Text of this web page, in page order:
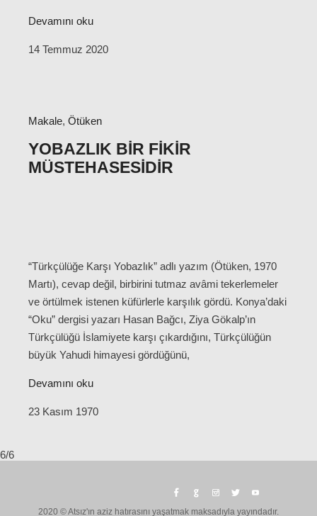
Devamını oku
14 Temmuz 2020
Makale, Ötüken
YOBAZLIK BIR FIKIR
MÜSTEHASESIDIR
“Türkçülüğe Karşı Yobazlık” adlı yazım (Ötüken, 1970
Martı), cevap değil, birbirini tutmaz avâmi tekerlemeler
ve örtülmek istenen küfürlerle karşılık gördü. Konya’daki
“Oku” dergisi yazarı Hasan Bağcı, Ziya Gökalp’ın
Türkçülüğü İslamiyete karşı çıkardığını, Türkçülüğün
büyük Yahudi himayesi gördüğünü,
Devamını oku
23 Kasım 1970
6/6
2020 © Atsız'ın aziz hatırasını yaşatmak maksadıyla yayındadır.